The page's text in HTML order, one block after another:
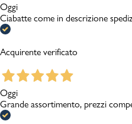
Oggi
Ciabatte come in descrizione
Acquirente verificato
Oggi
Grande assortimento, prezzi